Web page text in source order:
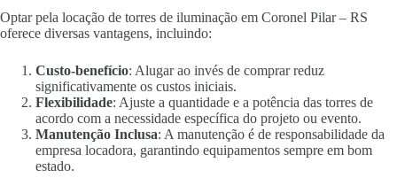
Optar pela locação de torres de iluminação em Coronel Pilar – RS
oferece diversas vantagens, incluindo:
Custo-benefício: Alugar ao invés de comprar reduz
significativamente os custos iniciais.
Flexibilidade: Ajuste a quantidade e a potência das torres de
acordo com a necessidade específica do projeto ou evento.
Manutenção Inclusa: A manutenção é de responsabilidade da
empresa locadora, garantindo equipamentos sempre em bom
estado.